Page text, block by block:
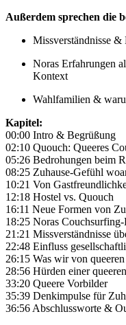
Außerdem sprechen die
Missverständnisse &
Noras Erfahrungen
Kontext
Wahlfamilien &
Kapitel:
00:00 Intro & Begrüßung
02:10 Quouch: Queeres
05:26 Bedrohungen beim
08:25 Zuhause-Gefühl
10:21 Von
12:18 Hostel vs. Quouch
16:11 Neue Formen von
18:25 Noras
21:21 Missverständnisse
22:48 Einfluss
26:15 Was wir von
28:56 Hürden einer
33:20 Queere Vorbilder
35:39 Denkimpulse für
36:56 Abschlussworte &